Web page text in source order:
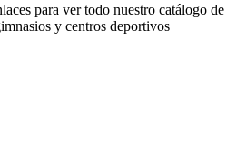
para ver todo nuestro catálogo de
y centros deportivos